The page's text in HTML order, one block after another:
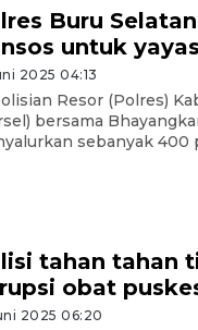
Buru
untuk
2025 04:13
Resor (Polres)
bersama
sebanyak 400
tahan tahan
obat
2025 06:20
Ambon
ruang
23 Juli 2026